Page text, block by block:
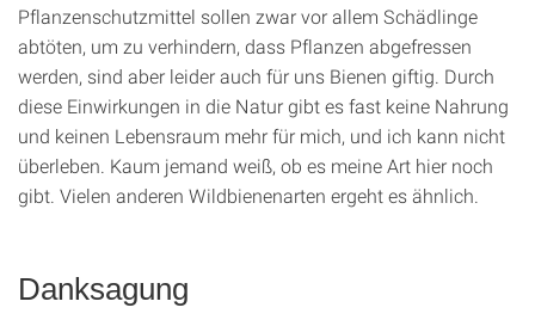
Pflanzenschutzmittel sollen zwar vor allem Schädlinge
abtöten, um zu verhindern, dass Pflanzen abgefressen
werden, sind aber leider auch für uns Bienen giftig. Durch
diese Einwirkungen in die Natur gibt es fast keine Nahrung
und keinen Lebensraum mehr für mich, und ich kann nicht
überleben. Kaum jemand weiß, ob es meine Art hier noch
gibt. Vielen anderen Wildbienenarten ergeht es ähnlich.
Danksagung